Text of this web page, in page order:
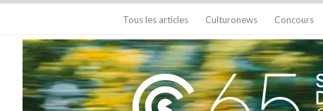
Tous les articles Culturonews Concours